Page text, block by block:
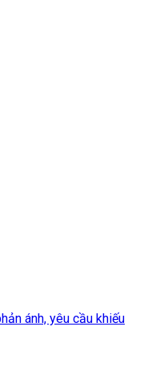
ánh, yêu cầu khiếu